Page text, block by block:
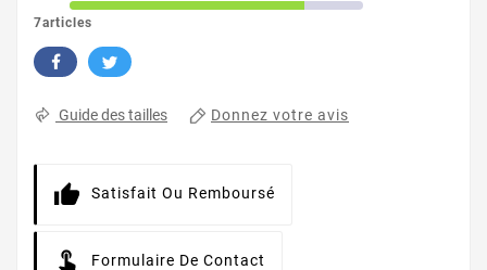
7articles
Guide des tailles Donnez votre avis
Satisfait Ou Remboursé
Formulaire De Contact